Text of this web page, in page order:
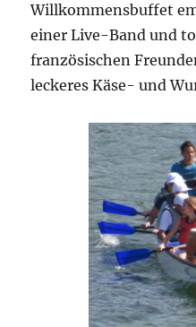
Willkommensbuffet
einer Live-Band und
französischen
leckeres Käse- und